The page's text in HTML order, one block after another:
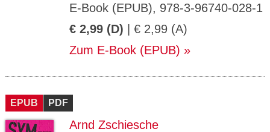
E-Book (EPUB), 978-3-96740-028-1
€ 2,99 (D) | € 2,99 (A)
Zum E-Book (EPUB)
EPUB PDF
Arnd Zschiesche